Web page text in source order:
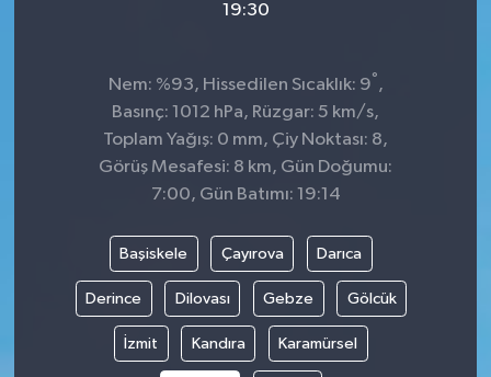
19:30
Nem: %93, Hissedilen Sıcaklık: 9° ,
Basınç: 1012 hPa, Rüzgar: 5 km/s,
Toplam Yağış: 0 mm, Çiy Noktası: 8,
Görüş Mesafesi: 8 km, Gün Doğumu:
7:00, Gün Batımı: 19:14
Başiskele Çayırova Darıca
Derince Dilovası Gebze Gölcük
İzmit Kandıra Karamürsel